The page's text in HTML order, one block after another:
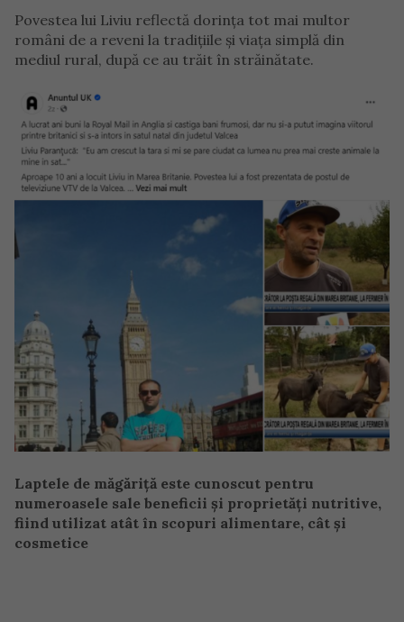
Povestea lui Liviu reflectă dorința tot mai multor
români de a reveni la tradițiile și viața simplă din
mediul rural, după ce au trăit în străinătate.
Laptele de măgăriță este cunoscut pentru
numeroasele sale beneficii și proprietăți nutritive,
fiind utilizat atât în scopuri alimentare, cât și
cosmetice